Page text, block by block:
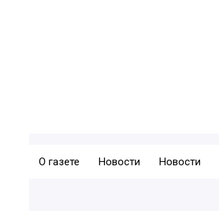
О газете Новости Новости